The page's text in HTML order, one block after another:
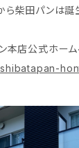
ら柴田パンは誕
本店公式ホー